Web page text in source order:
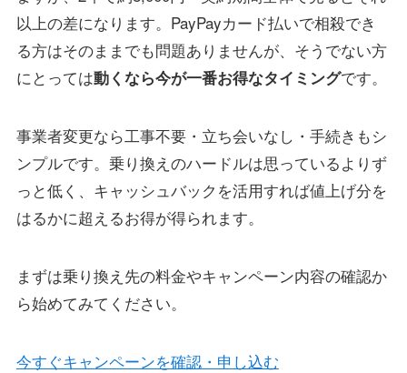
以上の差になります。PayPayカード払いで相殺でき
る方はそのままでも問題ありませんが、そうでない方
にとっては動くなら今が一番お得なタイミングです。
事業者変更なら工事不要・立ち会いなし・手続きもシ
ンプルです。乗り換えのハードルは思っているよりず
っと低く、キャッシュバックを活用すれば値上げ分を
はるかに超えるお得が得られます。
まずは乗り換え先の料金やキャンペーン内容の確認か
ら始めてみてください。
今すぐキャンペーンを確認・申し込む